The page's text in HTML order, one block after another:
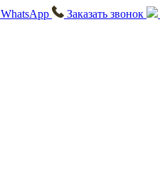
WhatsApp Заказать звонок